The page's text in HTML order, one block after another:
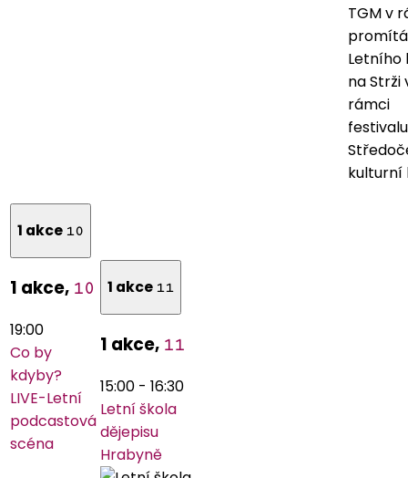
TGM v
Letního
na Strži
rámci
festivalu
kulturní
1 akce 10
1 akce, 10
19:00
Co by
kdyby?
LIVE-Letní
podcastová
scéna
1 akce 11
1 akce, 11
15:00 - 16:30
Letní škola
dějepisu
Hrabyně